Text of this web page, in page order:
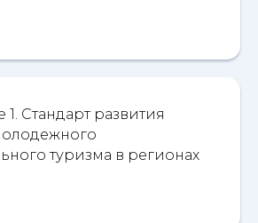
Стандарт развития
туризма в регионах